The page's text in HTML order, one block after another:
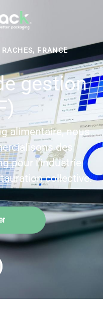
FRANCE
gestion
alimentaire, nous
des
pour l’industrie
collective.